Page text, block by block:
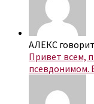
АЛЕКС
Привет всем,
псевдонимом.